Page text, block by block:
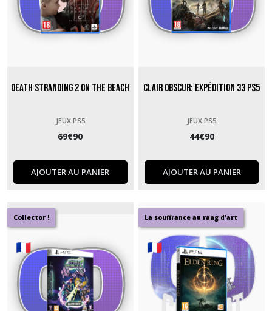
Death Stranding 2 On the Beach
JEUX PS5
69€90
AJOUTER AU PANIER
Clair Obscur: Expédition 33 PS5
JEUX PS5
44€90
AJOUTER AU PANIER
Collector ! La souffrance au rang d'art